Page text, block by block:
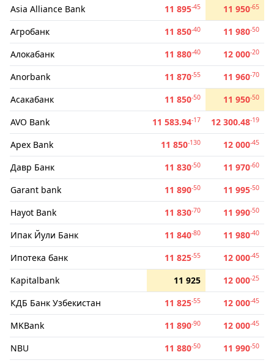
Asia Alliance Bank
11 895-45 11 950-65
Агробанк 11 850-40 11 980-50
Алокабанк 11 880-40 12 000-20
Anorbank 11 870-55 11 960-70
Асакабанк 11 850-50 11 950-50
AVO Bank 11 583.94-17 12 300.48-19
Apex Bank 11 850-130 12 000-45
Давр Банк 11 830-50 11 970-60
Garant bank 11 890-50 11 995-50
Hayot Bank 11 830-70 11 990-50
Ипак Йули Банк 11 840-80 11 980-40
Ипотека банк 11 825-55 12 000-45
Kapitalbank 11 925 12 000-25
КДБ Банк Узбекистан 11 825-55 12 000-45
MKBank 11 890-90 12 000-45
NBU 11 880-50 11 990-50